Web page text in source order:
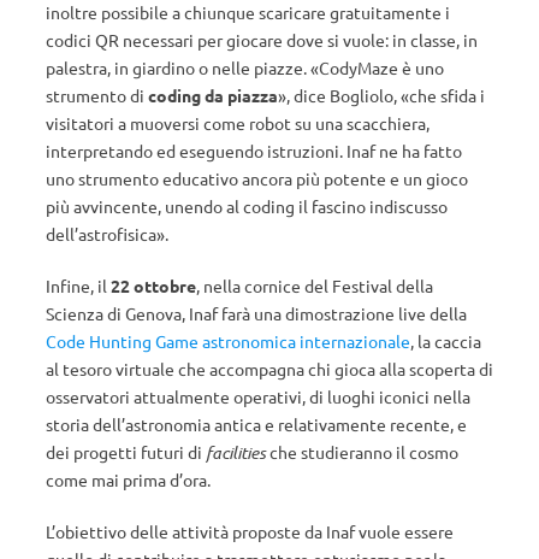
inoltre possibile a chiunque scaricare gratuitamente i
codici QR necessari per giocare dove si vuole: in classe, in
palestra, in giardino o nelle piazze. «CodyMaze è uno
strumento di coding da piazza», dice Bogliolo, «che sfida i
visitatori a muoversi come robot su una scacchiera,
interpretando ed eseguendo istruzioni. Inaf ne ha fatto
uno strumento educativo ancora più potente e un gioco
più avvincente, unendo al coding il fascino indiscusso
dell’astrofisica».
Infine, il 22 ottobre, nella cornice del Festival della
Scienza di Genova, Inaf farà una dimostrazione live della
Code Hunting Game astronomica internazionale, la caccia
al tesoro virtuale che accompagna chi gioca alla scoperta di
osservatori attualmente operativi, di luoghi iconici nella
storia dell’astronomia antica e relativamente recente, e
dei progetti futuri di facilitiesche studieranno il cosmo
come mai prima d’ora.
L’obiettivo delle attività proposte da Inaf vuole essere